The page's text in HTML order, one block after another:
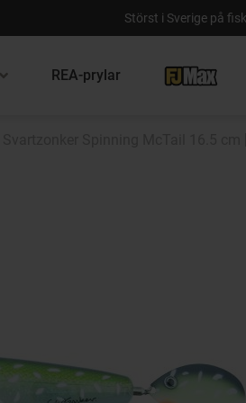
Störst i Sverige på
REA-prylar